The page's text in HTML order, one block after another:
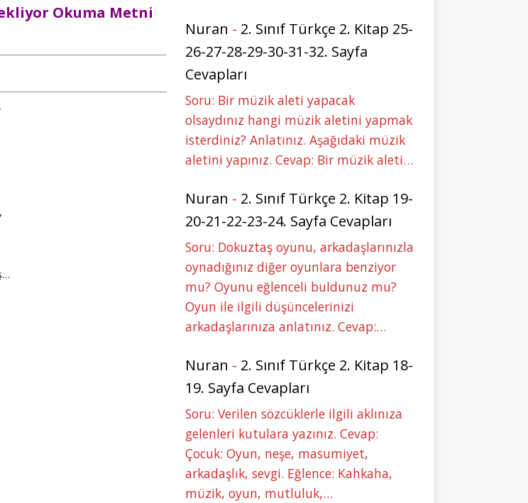
Okuma Metni
Nuran - 2. Sınıf Türkçe 2. Kitap 25-
26-27-28-29-30-31-32. Sayfa
Cevapları
Soru: Bir müzik aleti yapacak
olsaydınız hangi müzik aletini yapmak
isterdiniz? Anlatınız. Aşağıdaki müzik
aletini yapınız. Cevap: Bir müzik aleti…
Nuran - 2. Sınıf Türkçe 2. Kitap 19-
20-21-22-23-24. Sayfa Cevapları
Soru: Dokuztaş oyunu, arkadaşlarınızla
oynadığınız diğer oyunlara benziyor
mu? Oyunu eğlenceli buldunuz mu?
Oyun ile ilgili düşüncelerinizi
arkadaşlarınıza anlatınız. Cevap:…
Nuran - 2. Sınıf Türkçe 2. Kitap 18-
19. Sayfa Cevapları
Soru: Verilen sözcüklerle ilgili aklınıza
gelenleri kutulara yazınız. Cevap:
Çocuk: Oyun, neşe, masumiyet,
arkadaşlık, sevgi. Eğlence: Kahkaha,
müzik, oyun, mutluluk,…